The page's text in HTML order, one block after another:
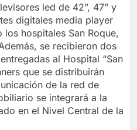
led de 42”, 47” y
digitales media player
hospitales San Roque,
se recibieron dos
al Hospital “San
que se distribuirán
de la red de
se integrará a la
en el Nivel Central de la